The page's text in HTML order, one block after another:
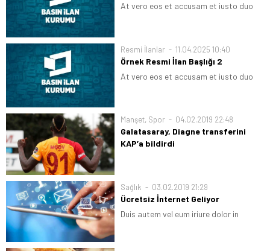
At vero eos et accusam et justo duo
ipsum dolor sit...
Resmi İlanlar 11.04.2025 10:40
Örnek Resmi İlan Başlığı 2
At vero eos et accusam et justo duo
ipsum dolor sit...
Manşet, Spor 04.02.2019 22:48
Galatasaray, Diagne transferini
KAP’a bildirdi
alacağı ücret.
Sağlık 03.02.2019 21:29
Ücretsiz İnternet Geliyor
Duis autem vel eum iriure dolor in